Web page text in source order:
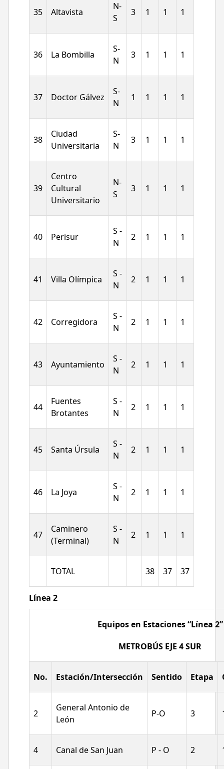
35 Altavista
N-
S
3 1 1 1
36 La Bombilla
S-
N
3 1 1 1
37 Doctor Gálvez
S-
N
1 1 1 1
38
Ciudad
Universitaria
S-
N
3 1 1 1
39
Centro
Cultural
Universitario
N-
S
3 1 1 1
40 Perisur
S -
N
2 1 1 1
41 Villa Olímpica
S -
N
2 1 1 1
42 Corregidora
S -
N
2 1 1 1
43 Ayuntamiento
S -
N
2 1 1 1
44
Fuentes
Brotantes
S -
N
2 1 1 1
45 Santa Úrsula
S -
N
2 1 1 1
46 La Joya
S -
N
2 1 1 1
47
Caminero
(Terminal)
S -
N
2 1 1 1
TOTAL 38 37 37
Línea 2
Equipos en Estaciones “Línea 2”
METROBÚS EJE 4 SUR
No. Estación/Intersección Sentido Etapa
2
General Antonio de
León
P-O 3
4 Canal de San Juan P - O 2